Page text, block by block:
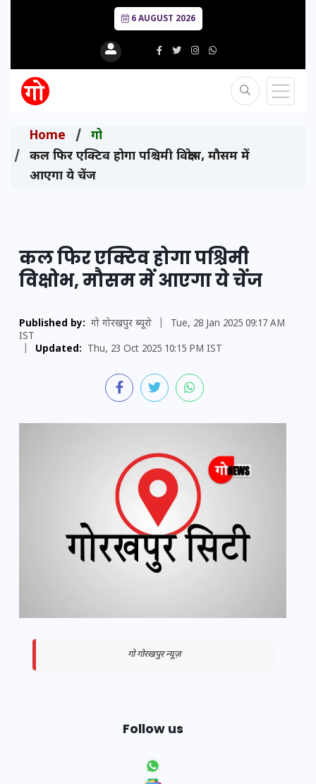
6 AUGUST 2026
Home
गो
कल फिर एक्टिव होगा पश्चिमी विक्षोभ, मौसम में
आएगा ये चेंज
कल फिर एक्टिव होगा पश्चिमी
विक्षोभ, मौसम में आएगा ये चेंज
Published by: गो गोरखपुर ब्यूरो
Tue, 28 Jan 2025 09:17 AM
IST
Updated: Thu, 23 Oct 2025 10:15 PM IST
गो गोरखपुर न्यूज़
Follow us